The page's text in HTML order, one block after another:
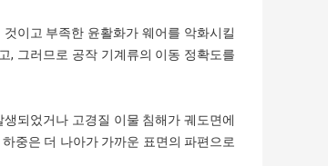
이고 부족한 윤활화가 웨어를 악화시킬
, 그러므로 공작 기계류의 이동 정확도를
되었거나 고경질 이물 침해가 궤도면에
중은 더 나아가 가까운 표면의 파편으로